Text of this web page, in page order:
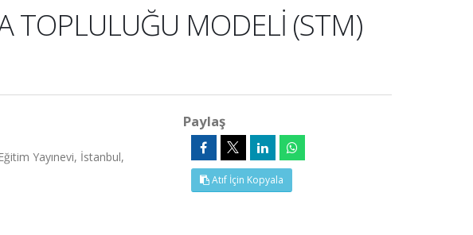
TOPLULUĞU MODELİ (STM)
Yayınevi, İstanbul,
Paylaş
Atıf İçin Kopyala